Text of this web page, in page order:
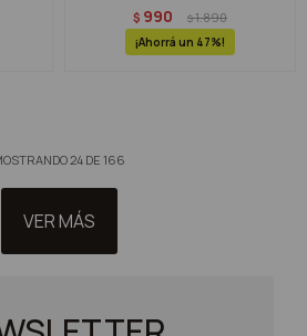
$ 990 $1.890
47
24 DE 166
VER MÁS